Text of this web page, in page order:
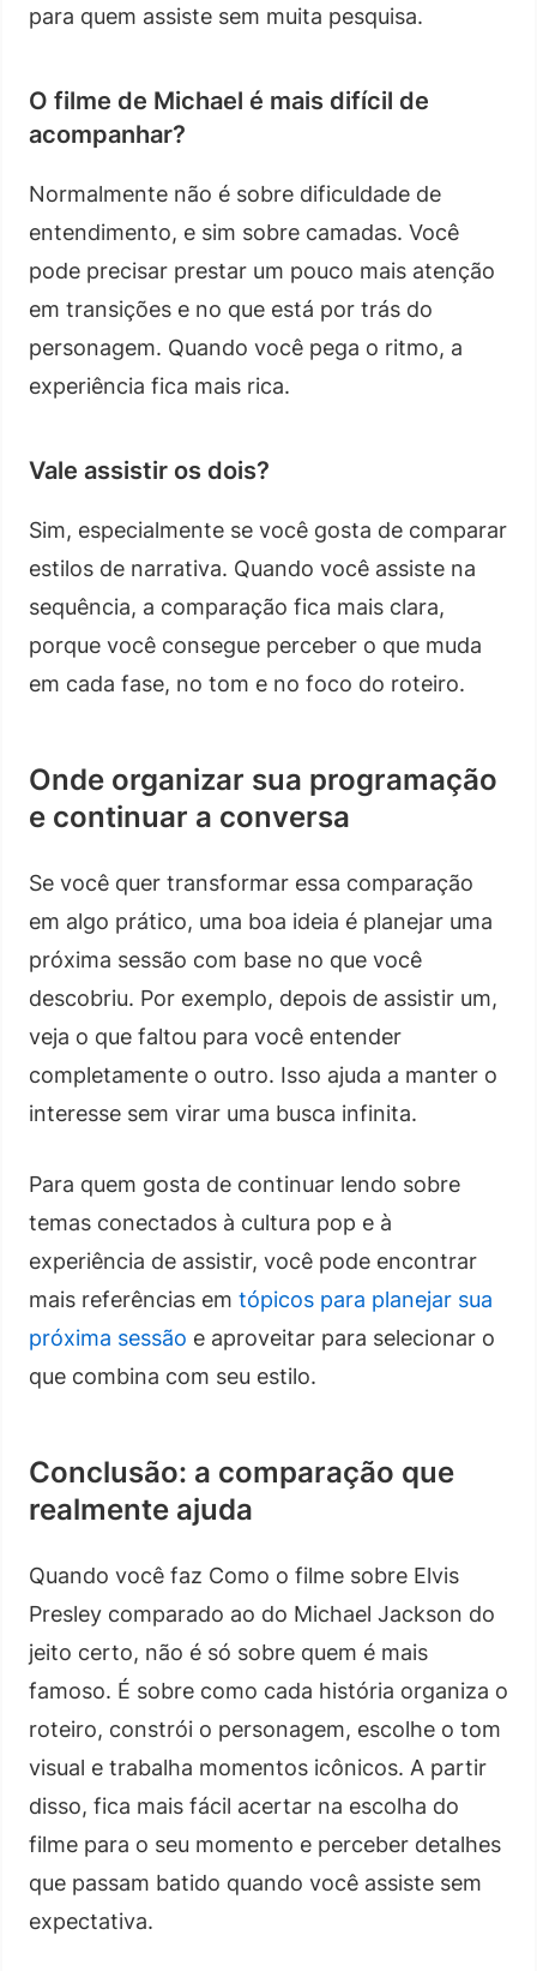
para quem assiste sem muita pesquisa.
O filme de Michael é mais difícil de
acompanhar?
Normalmente não é sobre dificuldade de
entendimento, e sim sobre camadas. Você
pode precisar prestar um pouco mais atenção
em transições e no que está por trás do
personagem. Quando você pega o ritmo, a
experiência fica mais rica.
Vale assistir os dois?
Sim, especialmente se você gosta de comparar
estilos de narrativa. Quando você assiste na
sequência, a comparação fica mais clara,
porque você consegue perceber o que muda
em cada fase, no tom e no foco do roteiro.
Onde organizar sua programação
e continuar a conversa
Se você quer transformar essa comparação
em algo prático, uma boa ideia é planejar uma
próxima sessão com base no que você
descobriu. Por exemplo, depois de assistir um,
veja o que faltou para você entender
completamente o outro. Isso ajuda a manter o
interesse sem virar uma busca infinita.
Para quem gosta de continuar lendo sobre
temas conectados à cultura pop e à
experiência de assistir, você pode encontrar
mais referências em tópicos para planejar sua
próxima sessão e aproveitar para selecionar o
que combina com seu estilo.
Conclusão: a comparação que
realmente ajuda
Quando você faz Como o filme sobre Elvis
Presley comparado ao do Michael Jackson do
jeito certo, não é só sobre quem é mais
famoso. É sobre como cada história organiza o
roteiro, constrói o personagem, escolhe o tom
visual e trabalha momentos icônicos. A partir
disso, fica mais fácil acertar na escolha do
filme para o seu momento e perceber detalhes
que passam batido quando você assiste sem
expectativa.